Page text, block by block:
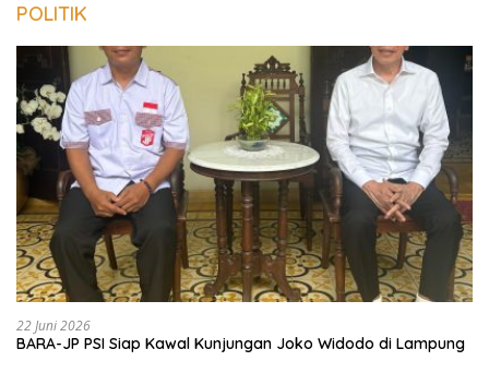
POLITIK
22 Juni 2026
BARA-JP PSI Siap Kawal Kunjungan Joko Widodo di Lampung